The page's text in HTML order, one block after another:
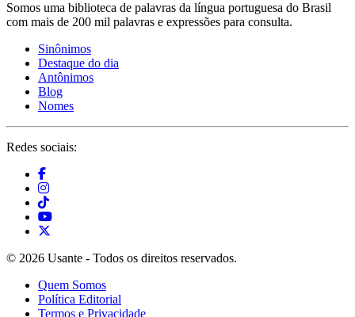
Somos uma biblioteca de palavras da língua portuguesa do Brasil
com mais de 200 mil palavras e expressões para consulta.
Sinônimos
Destaque do dia
Antônimos
Blog
Nomes
Redes sociais:
© 2026 Usante - Todos os direitos reservados.
Quem Somos
Política Editorial
Termos e Privacidade